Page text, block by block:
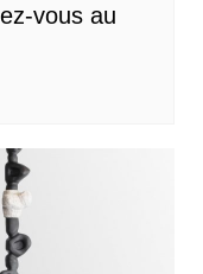
vous au